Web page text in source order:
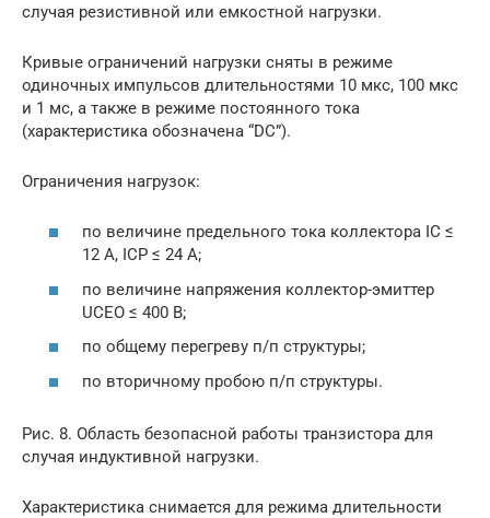
случая резистивной или емкостной нагрузки.
Кривые ограничений нагрузки сняты в режиме
одиночных импульсов длительностями 10 мкс, 100 мкс
и 1 мс, а также в режиме постоянного тока
(характеристика обозначена “DC”).
Ограничения нагрузок:
по величине предельного тока коллектора IC ≤
12 А, ICP ≤ 24 А;
по величине напряжения коллектор-эмиттер
UCEO ≤ 400 В;
по общему перегреву п/п структуры;
по вторичному пробою п/п структуры.
Рис. 8. Область безопасной работы транзистора для
случая индуктивной нагрузки.
Характеристика снимается для режима длительности